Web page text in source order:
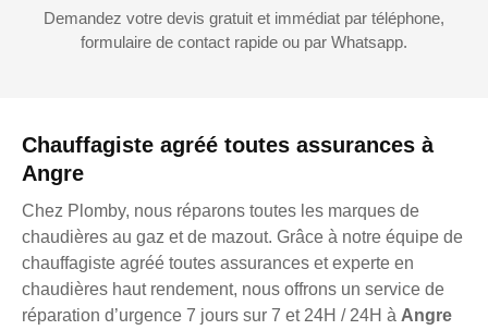
Chauffagiste agréé toutes assurances à
Angre
Chez Plomby, nous réparons toutes les marques de
chaudières au gaz et de mazout. Grâce à notre équipe de
chauffagiste agréé toutes assurances et experte en
chaudières haut rendement, nous offrons un service de
réparation d’urgence 7 jours sur 7 et 24H / 24H à Angre
Demandez votre devis gratuit et immédiat par téléphone,
formulaire de contact rapide ou par Whatsapp.